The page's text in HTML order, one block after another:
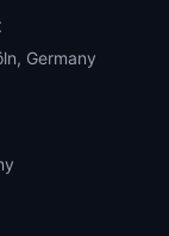
Germany